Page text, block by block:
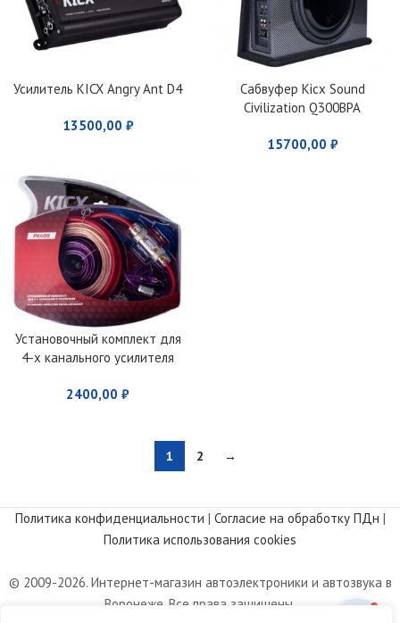
Усилитель KICX Angry Ant D4
13500,00 ₽
Сабвуфер Kicx Sound
Civilization Q300BPA
15700,00 ₽
Установочный комплект для
4-x канального усилителя
2400,00 ₽
1 2 →
Политика конфиденциальности | Согласие на обработку ПДн |
Политика использования cookies
© 2009-2026. Интернет-магазин автоэлектроники и автозвука в
Воронеже. Все права защищены.